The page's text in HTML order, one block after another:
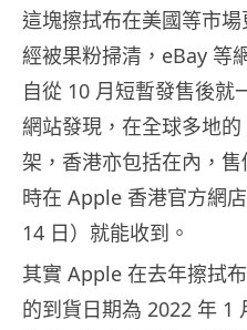
這塊擦拭布在美國等市
經被果粉掃清，eBay 等
自從 10 月短暫發售後就
網站發現，在全球多地
架，香港亦包括在內，
時在 Apple 香港官方網
14 日）就能收到。
其實 Apple 在去年擦拭
的到貨日期為 2022 年 1